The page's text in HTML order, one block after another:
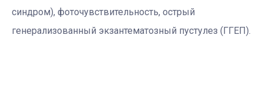
синдром), фоточувствительность, острый
генерализованный экзантематозный пустулез (ГГЕП).